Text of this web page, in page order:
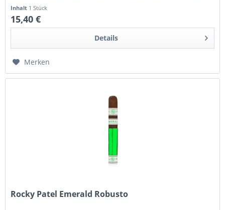
Inhalt 1 Stück
15,40 €
Details
Merken
Rocky Patel Emerald Robusto